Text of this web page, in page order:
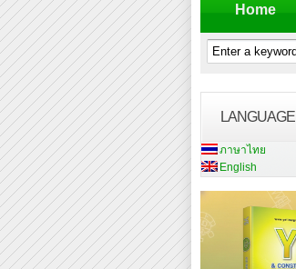
Home
LANGUAGE
ภาษาไทย
English